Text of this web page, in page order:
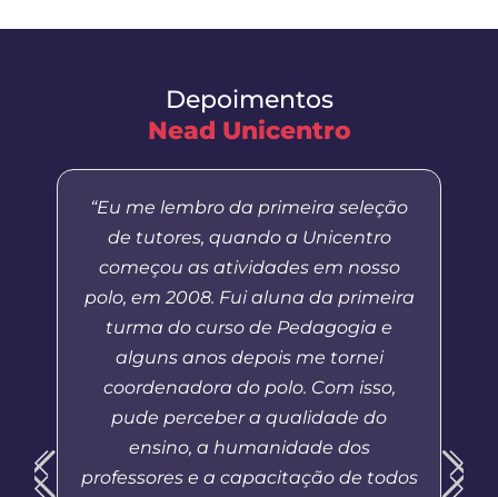
Depoimentos
Nead Unicentro
“Eu me lembro da primeira seleção
de tutores, quando a Unicentro
começou as atividades em nosso
polo, em 2008. Fui aluna da primeira
turma do curso de Pedagogia e
alguns anos depois me tornei
coordenadora do polo. Com isso,
pude perceber a qualidade do
ensino, a humanidade dos
professores e a capacitação de todos